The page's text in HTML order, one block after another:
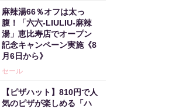
麻辣湯66％オフは太っ
腹！「六六-LIULIU-麻辣
湯」恵比寿店でオープン
記念キャンペーン実施《8
月6日から》
セール
【ピザハット】810円で人
気のピザが楽しめる「ハ